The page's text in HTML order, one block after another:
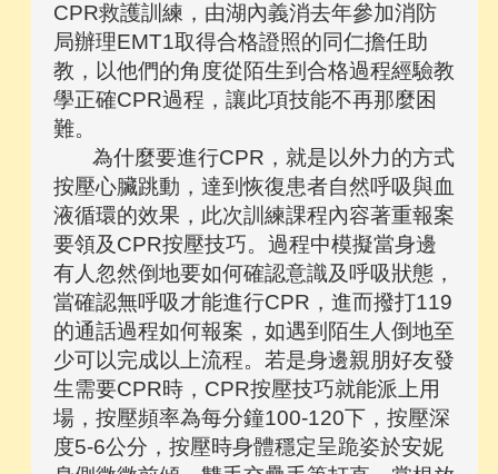
CPR救護訓練，由湖內義消去年參加消防
局辦理EMT1取得合格證照的同仁擔任助
教，以他們的角度從陌生到合格過程經驗教
學正確CPR過程，讓此項技能不再那麼困
難。
為什麼要進行CPR，就是以外力的方式
按壓心臟跳動，達到恢復患者自然呼吸與血
液循環的效果，此次訓練課程內容著重報案
要領及CPR按壓技巧。過程中模擬當身邊
有人忽然倒地要如何確認意識及呼吸狀態，
當確認無呼吸才能進行CPR，進而撥打119
的通話過程如何報案，如遇到陌生人倒地至
少可以完成以上流程。若是身邊親朋好友發
生需要CPR時，CPR按壓技巧就能派上用
場，按壓頻率為每分鐘100-120下，按壓深
度5-6公分，按壓時身體穩定呈跪姿於安妮